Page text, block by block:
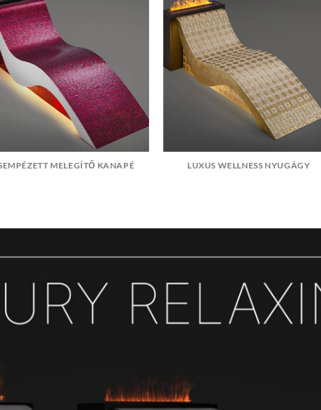
MELEGÍTŐ KANAPÉ LUXUS WELLNESS NYUGÁGY